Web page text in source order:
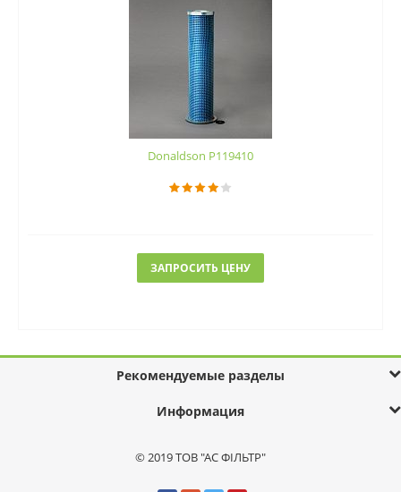
Donaldson P119410
ЗАПРОСИТЬ ЦЕНУ
Рекомендуемые разделы
Информация
© 2019 ТОВ "АС ФІЛЬТР"